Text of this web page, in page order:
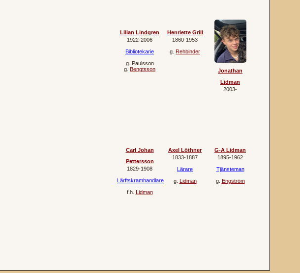
Lilian Lindgren
1922‐2006
Bibliotekarie
g. Paulsson
g. Bengtsson
Henriette Grill
1860‐1953
g. Rehbinder
Jonathan
Lidman
2003‐
Carl Johan
Pettersson
1829‐1908
Lärftskramhandlare
f.h. Lidman
Axel Löthner
1833‐1887
Lärare
g. Lidman
G-A Lidman
1895‐1962
Tjänsteman
g. Engström